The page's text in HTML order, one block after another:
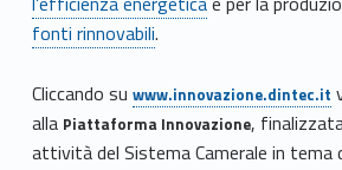
fonti rinnovabili.
Cliccando su www.innovazione.dintec.it
alla Piattaforma Innovazione,
attività del Sistema Camerale in tema